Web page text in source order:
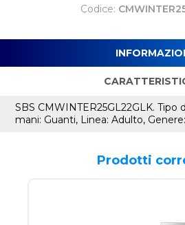
Codice:
SBS CMWINTER25GL22GLK. Tipo
mani: Guanti, Linea: Adulto,
Prodotti